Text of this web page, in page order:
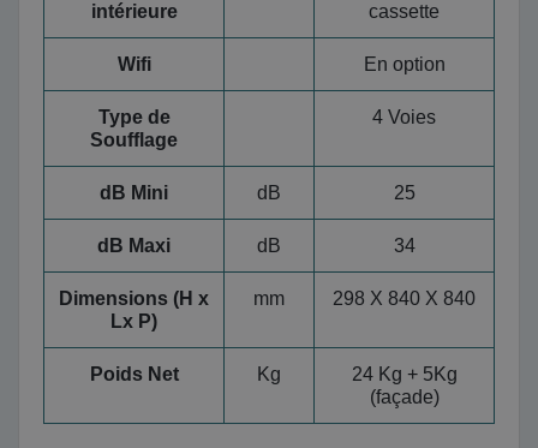
intérieure
cassette
Wifi En option
Type de
Soufflage
4 Voies
dB Mini dB 25
dB Maxi dB 34
Dimensions (H x
Lx P)
mm 298 X 840 X 840
Poids Net Kg
24 Kg + 5Kg
(façade)